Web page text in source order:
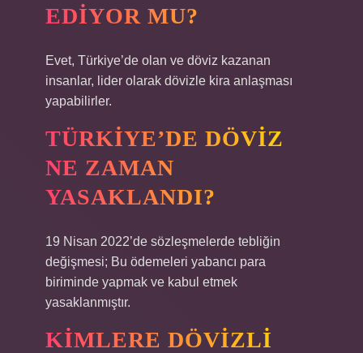
EDIYOR MU?
Evet, Türkiye’de olan ve döviz kazanan
insanlar, lider olarak dövizle kira anlaşması
yapabilirler.
TÜRKIYE’DE DÖVIZ
NE ZAMAN
YASAKLANDI?
19 Nisan 2022’de sözleşmelerde tebliğin
değişmesi; Bu ödemeleri yabancı para
biriminde yapmak ve kabul etmek
yasaklanmıştır.
KIMLERE DÖVIZLI